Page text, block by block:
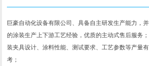
巨豪自动化设备有限公司、具备自主研发生产能力，
的涂装生产上下游工艺经验，优质的主动式售后服务
装夹具设计、涂料性能、测试要求、工艺参数等产量
考；